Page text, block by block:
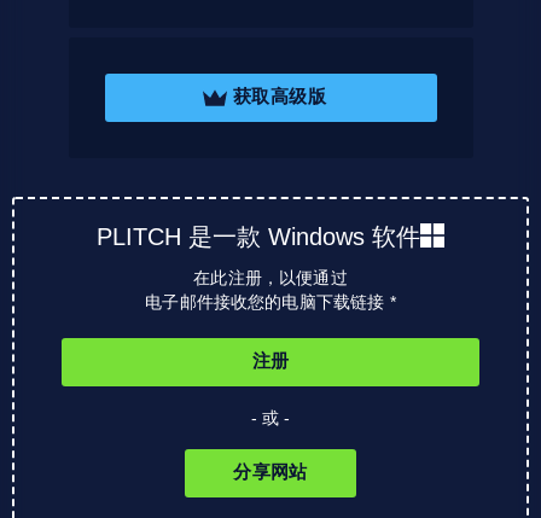
获取高级版
PLITCH 是一款 Windows 软件
在此注册，以便通过
电子邮件接收您的电脑下载链接 *
注册
- 或 -
分享网站